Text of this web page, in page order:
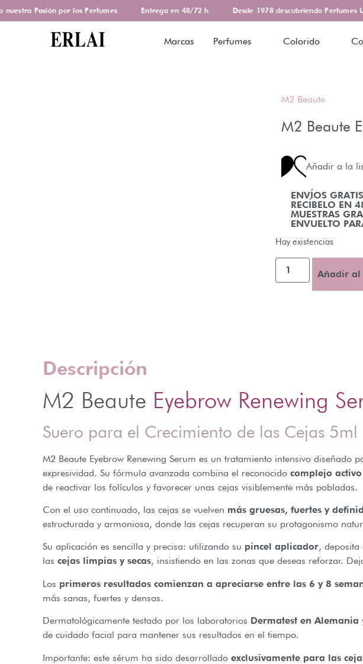
Pasión por los Perfumes Entrega en 48/72 h Desde 1978 descubriendo Perfumes
Marcas Perfumes Colorido
M2 Beaute
M2 Beaute
Añadir a la
ENVÍOS
RECÍBELO EN
MUESTRAS
ENVUELTO
Hay existencias
Añadir al
Descripción
M2 Beaute Eyebrow Renewing
Suero para el Crecimiento de las Cejas 5ml
M2 Beaute Eyebrow Renewing Serum es un tratamiento intensivo diseñado
expresividad. Su fórmula avanzada combina el reconocido complejo
de reactivar los folículos y favorecer unas cejas visiblemente más pobladas.
Con el uso continuado, las cejas se vuelven más gruesas, fuertes y
estructurada y armoniosa, donde las cejas recuperan su protagonismo
Su aplicación es sencilla y precisa: utilizando su pincel aplicador,
las cejas limpias y secas, insistiendo en las zonas que deseas reforzar.
Los primeros resultados comienzan a apreciarse entre las 6 y 8
más sanas, fuertes y densas.
Dermatológicamente testado por los laboratorios Dermatest en Alemania
de cuidado facial para mantener sus resultados en el tiempo.
Importante: este sérum ha sido desarrollado exclusivamente para las